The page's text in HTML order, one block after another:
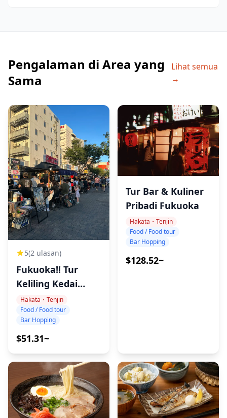
Pengalaman di Area yang
Sama
Lihat semua
→
5(2 ulasan)
Fukuoka!! Tur
Keliling Kedai
Makanan &
Izakaya!
Hakata・Tenjin
Food / Food tour
Bar Hopping
$51.31~
Tur Bar & Kuliner
Pribadi Fukuoka
Hakata・Tenjin
Food / Food tour
Bar Hopping
$128.52~